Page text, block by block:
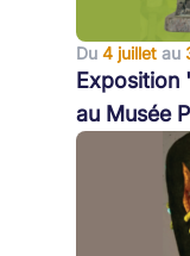
Du 4 juillet au
Exposition
au Musée